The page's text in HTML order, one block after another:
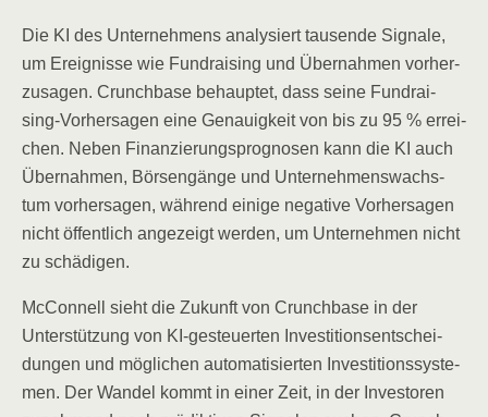
Die KI des Unter­neh­mens ana­ly­siert tau­sen­de Signa­le,
um Ereig­nis­se wie Fund­rai­sing und Über­nah­men vor­her­
zu­sa­gen. Crunch­ba­se behaup­tet, dass sei­ne Fund­rai­
sing-Vor­her­sa­gen eine Genau­ig­keit von bis zu 95 % errei­
chen. Neben Finan­zie­rungs­pro­gno­sen kann die KI auch
Über­nah­men, Bör­sen­gän­ge und Unter­neh­mens­wachs­
tum vor­her­sa­gen, wäh­rend eini­ge nega­ti­ve Vor­her­sa­gen
nicht öffent­lich ange­zeigt wer­den, um Unter­neh­men nicht
zu schädigen.
McCon­nell sieht die Zukunft von Crunch­ba­se in der
Unter­stüt­zung von KI-gesteu­er­ten Inves­ti­ti­ons­ent­schei­
dun­gen und mög­li­chen auto­ma­ti­sier­ten Inves­ti­ti­ons­sys­te­
men. Der Wan­del kommt in einer Zeit, in der Inves­to­ren